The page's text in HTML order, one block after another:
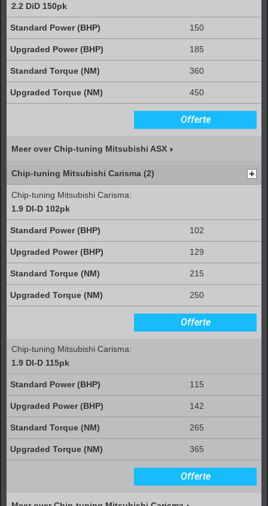
2.2 DiD 150pk
150
185
360
450
Offerte
Meer over Chip-tuning Mitsubishi ASX
Chip-tuning Mitsubishi Carisma (2)
Chip-tuning Mitsubishi Carisma:
1.9 DI-D 102pk
102
129
215
250
Offerte
Chip-tuning Mitsubishi Carisma:
1.9 DI-D 115pk
115
142
265
365
Offerte